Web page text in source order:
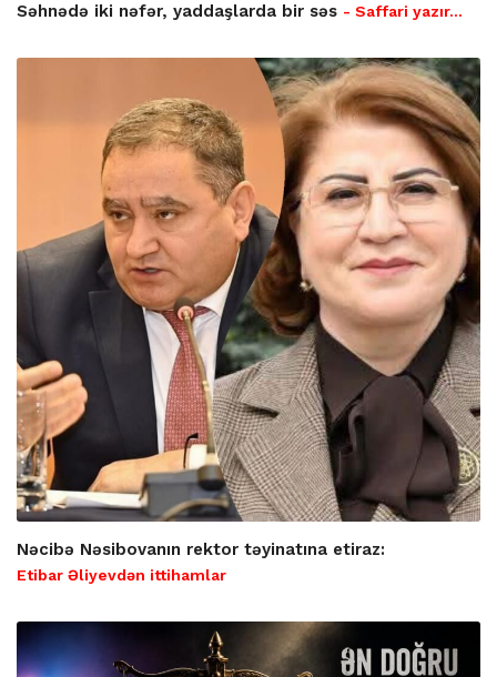
Səhnədə iki nəfər, yaddaşlarda bir səs - Saffari yazır…
Nəcibə Nəsibovanın rektor təyinatına etiraz:
Etibar Əliyevdən ittihamlar